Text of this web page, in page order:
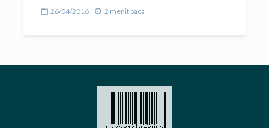
26/04/2016 2 menit baca